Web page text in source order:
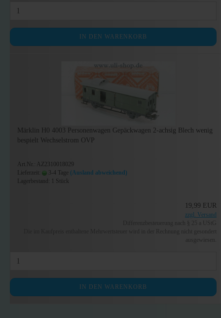
IN DEN WARENKORB
Märklin H0 4003 Personenwagen Gepäckwagen 2-achsig Blech wenig
bespielt Wechselstrom OVP
Art.Nr.: AZ2310018029
Lieferzeit:
3-4 Tage (Ausland abweichend)
Lagerbestand: 1 Stück
19,99 EUR
zzgl. Versand
Differenzbesteuerung nach § 25 a UStG
Die im Kaufpreis enthaltene Mehrwertsteuer wird in der Rechnung nicht gesondert
ausgewiesen.
IN DEN WARENKORB